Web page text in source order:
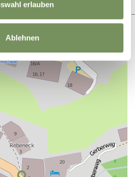
erlauben
Ablehnen